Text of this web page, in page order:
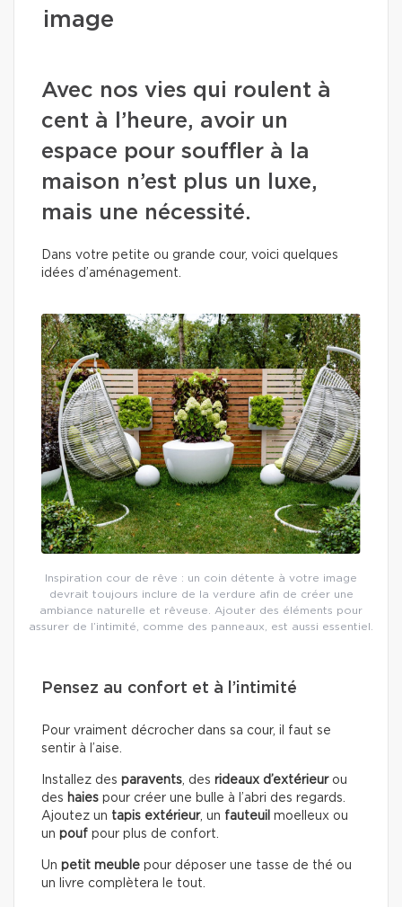
image
Avec nos vies qui roulent à
cent à l’heure, avoir un
espace pour souffler à la
maison n’est plus un luxe,
mais une nécessité.
Dans votre petite ou grande cour, voici quelques
idées d’aménagement.
Inspiration cour de rêve : un coin détente à votre image
devrait toujours inclure de la verdure afin de créer une
ambiance naturelle et rêveuse. Ajouter des éléments pour
assurer de l’intimité, comme des panneaux, est aussi essentiel.
Pensez au confort et à l’intimité
Pour vraiment décrocher dans sa cour, il faut se
sentir à l’aise.
Installez des paravents , des rideaux d’extérieurou
des haies pour créer une bulle à l’abri des regards.
Ajoutez un tapis extérieur, un fauteuil moelleux ou
un pouf pour plus de confort.
Un petit meuble pour déposer une tasse de thé ou
un livre complètera le tout.